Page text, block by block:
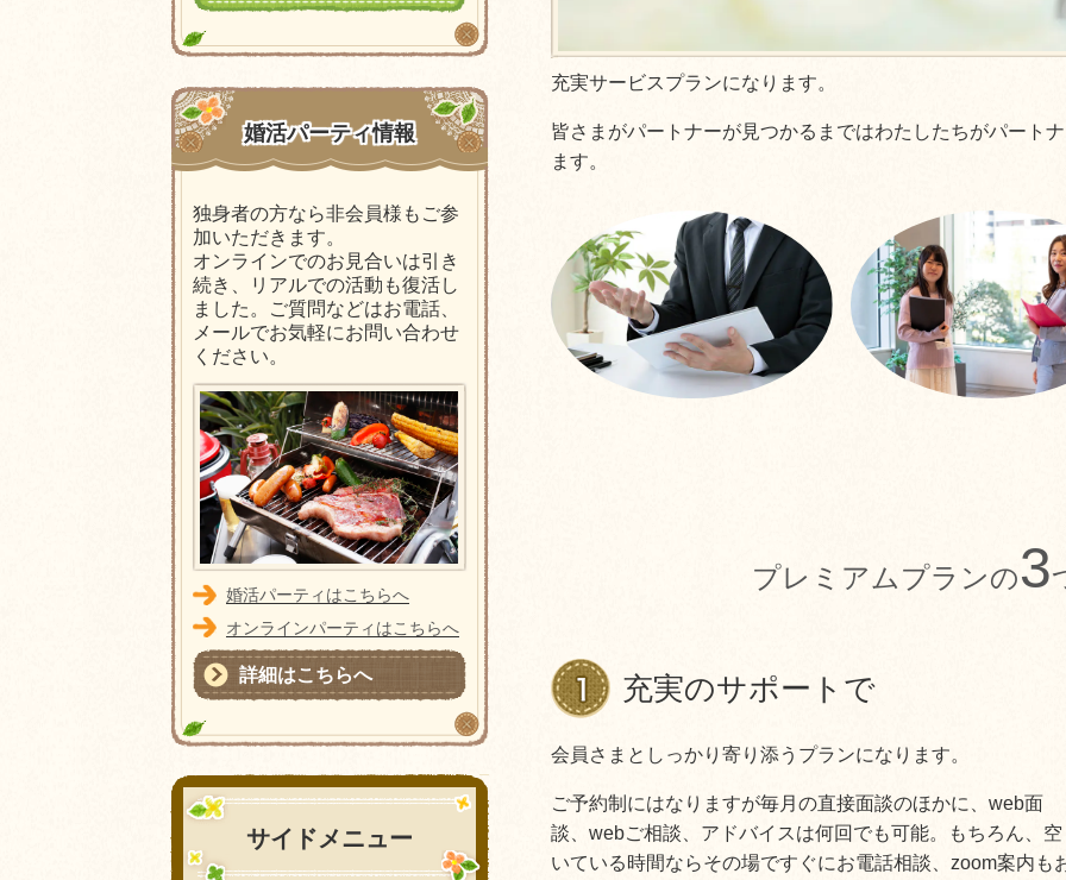
充実サービスプランになります。
皆さまがパートナーが見つかるまではわたしたちがパート
ます。
プレミアムプランの3
充実のサポートで
会員さまとしっかり寄り添うプランになります。
ご予約制にはなりますが毎月の直接面談のほかに、web面
談、webご相談、アドバイスは何回でも可能。もちろん、空
いている時間ならその場ですぐにお電話相談、zoom案内も
婚活パーティ情報
独身者の方なら非会員様もご参
加いただきます。
オンラインでのお見合いは引き
続き、リアルでの活動も復活し
ました。ご質問などはお電話、
メールでお気軽にお問い合わせ
ください。
婚活パーティはこちらへ
オンラインパーティはこちらへ
詳細はこちらへ
サイドメニュー